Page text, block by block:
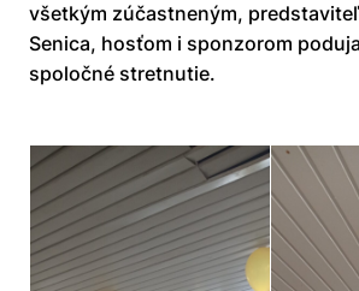
všetkým zúčastneným,
Senica, hosťom i sponzorom
spoločné stretnutie.